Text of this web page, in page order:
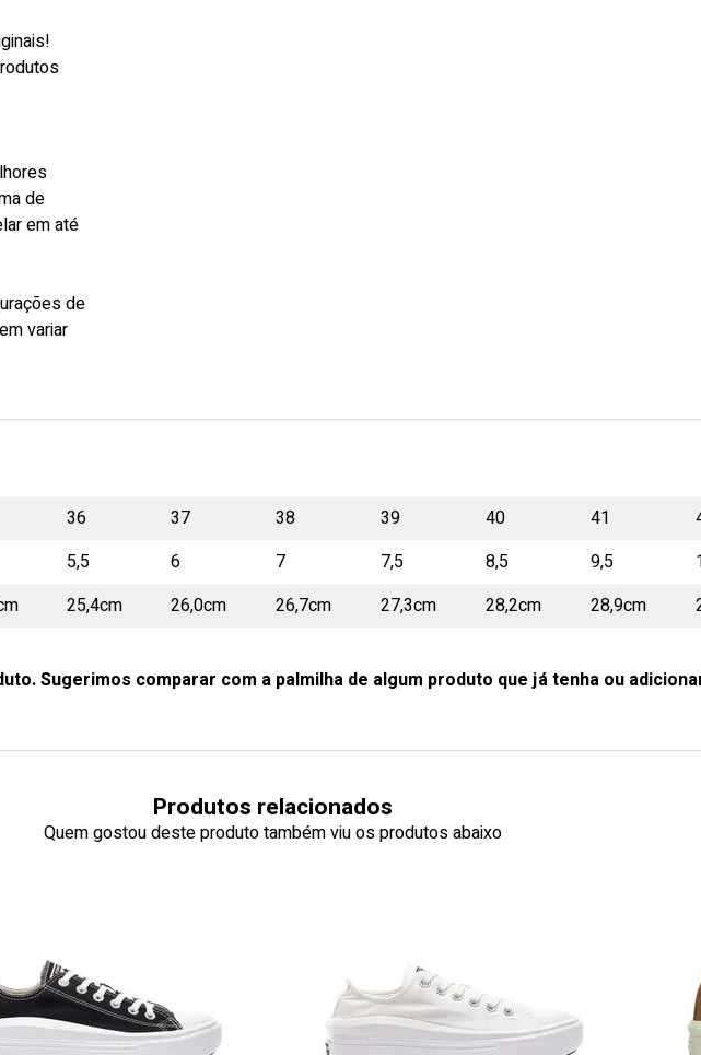
de
em até
de
variar
36 37 38 39 40 41
5,5 6 7 7,5 8,5 9,5
25,4cm 26,0cm 26,7cm 27,3cm 28,2cm 28,9cm
Sugerimos comparar com a palmilha de algum produto que já tenha ou
Produtos relacionados
Quem gostou deste produto também viu os produtos abaixo